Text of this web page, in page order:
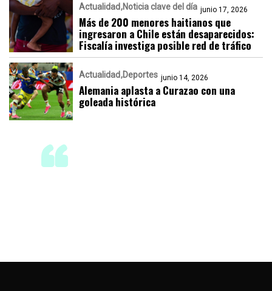
Actualidad Noticia clave del día junio 17, 2026
Más de 200 menores haitianos que
ingresaron a Chile están desaparecidos:
Fiscalía investiga posible red de tráfico
Actualidad Deportes junio 14, 2026
Alemania aplasta a Curazao con una
goleada histórica